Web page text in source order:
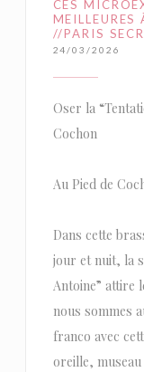
CES
//PARIS
24/03/2026
Oser la
Cochon
Au Pied de
Dans cette
jour et nuit, la
Antoine” attire
nous sommes
franco avec
oreille,